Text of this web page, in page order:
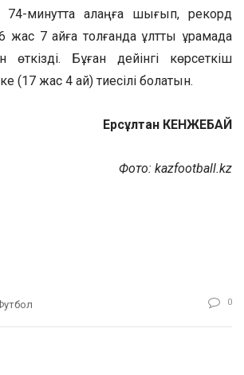
минутта алаңға шығып, рекорд
жас 7 айға толғанда ұлттық құрамада
Бұған дейінгі көрсеткіш
(17 жас 4 ай) тиесілі болатын.
Ерсұлтан КЕНЖЕБАЙ
Фото: kazfootball.kz
0